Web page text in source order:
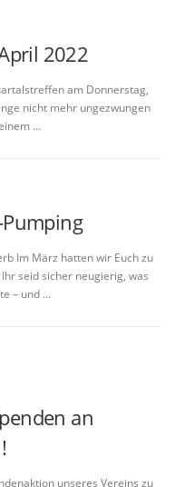
2022
am Donnerstag,
nicht mehr ungezwungen
…
Im März hatten wir Euch zu
seid sicher neugierig, was
– und …
an
unseres Vereins zu